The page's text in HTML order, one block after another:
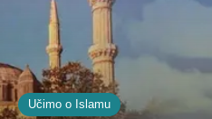
Učimo o Islamu